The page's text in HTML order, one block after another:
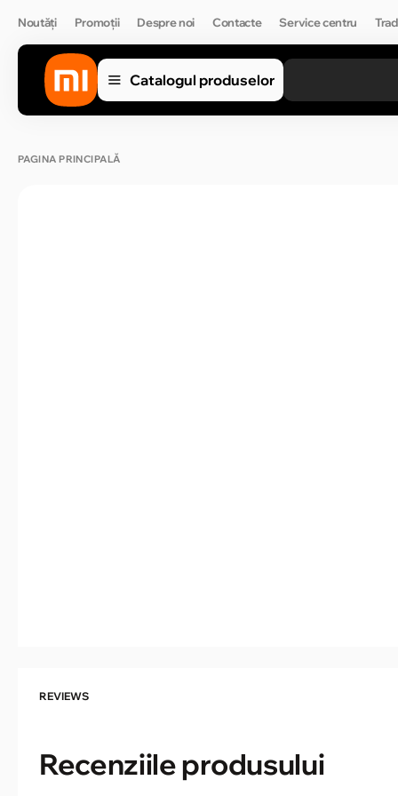
Noutăți Promoții Despre noi Contacte Service centru
Catalogul produselor
PAGINA PRINCIPALĂ
REVIEWS
Recenziile produsului